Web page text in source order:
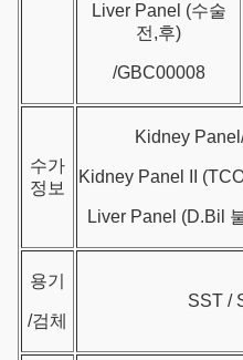
Liver Panel (수술
전,후)
/GBC00008
수가
정보
Kidney
Kidney Panel II
Liver Panel (D.Bil
용기
/검체
SST /